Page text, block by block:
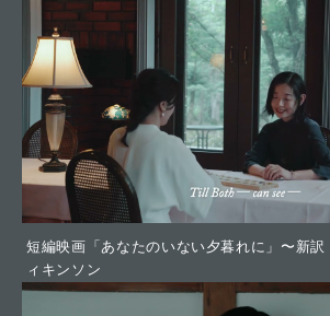
短編映画「あなたのいない夕暮れに」〜新
ィキンソン